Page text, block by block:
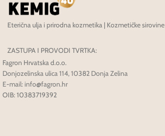
Eterična ulja i prirodna kozmetika | Kozmetičke sirovine
ZASTUPA I PROVODI TVRTKA:
Fagron Hrvatska d.o.o.
Donjozelinska ulica 114, 10382 Donja Zelina
E-mail: info@fagron.hr
OIB: 10383719392